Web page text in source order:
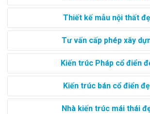
Thiết kế mẫu nội thất
Tư vấn cấp phép xây
Kiến trúc Pháp cổ điển
Kiến trúc bán cổ điển
Nhà kiến trúc mái thái